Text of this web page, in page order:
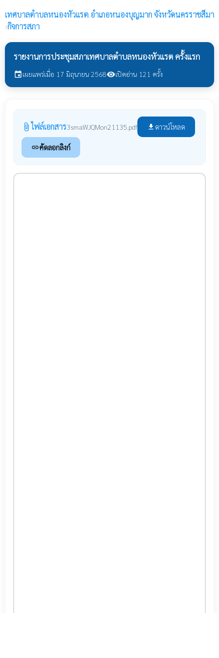
เทศบาลตำบลหนองหัวแรต อำเภอหนองบุญมาก จังหวัดนครราชสีมา
›กิจการสภา
รายงานการประชุมสภาเทศบาลตำบลหนองหัวแรต ครั้งแรก
eventเผยแพร่เมื่อ 17 มิถุนายน 2568visibilityเปิดอ่าน 121 ครั้ง
attach_file ไฟล์เอกสาร3smaWJQMon21135.pdf file_download ดาวน์โหลด
linkคัดลอกลิงก์